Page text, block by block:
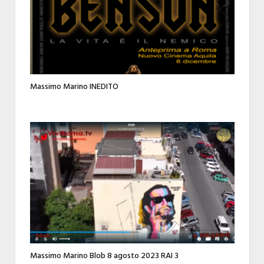
Massimo Marino INEDITO
Massimo Marino Blob 8 agosto 2023 RAI 3